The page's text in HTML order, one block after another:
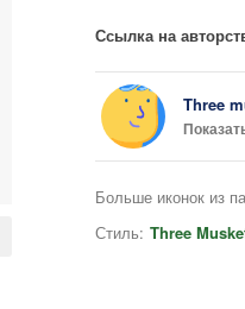
Ссылка на
Three
Больше иконок из
Стиль: Three